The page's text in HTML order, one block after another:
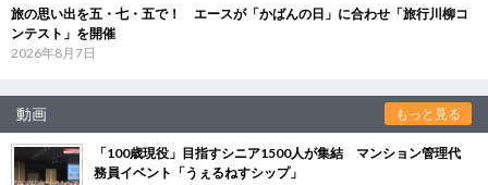
旅の思い出を五・七・五で！ エースが「かばんの日」に合わせ「旅行川柳コ
ンテスト」を開催
2026年8月7日
動画 もっと見る
「100歳現役」目指すシニア1500人が集結 マンション管理代
務員イベント「うぇるねすシップ」